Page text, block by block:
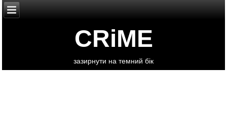
CRiME
зазирнути на темний бік